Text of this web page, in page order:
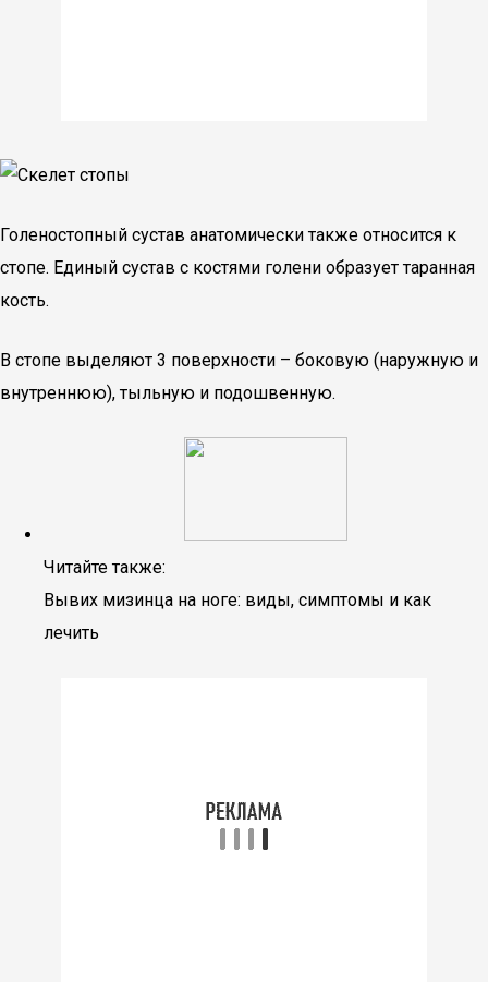
Голеностопный сустав анатомически также относится к
стопе. Единый сустав с костями голени образует таранная
кость.
В стопе выделяют 3 поверхности – боковую (наружную и
внутреннюю), тыльную и подошвенную.
Читайте также:
Вывих мизинца на ноге: виды, симптомы и как
лечить